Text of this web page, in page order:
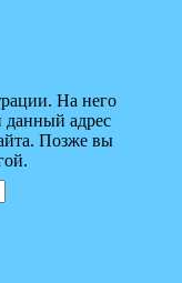
На него
данный адрес
Позже вы